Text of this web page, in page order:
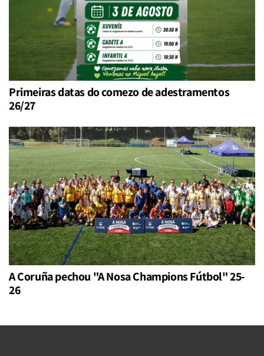
Primeiras datas do comezo de adestramentos
26/27
A Coruña pechou "A Nosa Champions Fútbol" 25-
26